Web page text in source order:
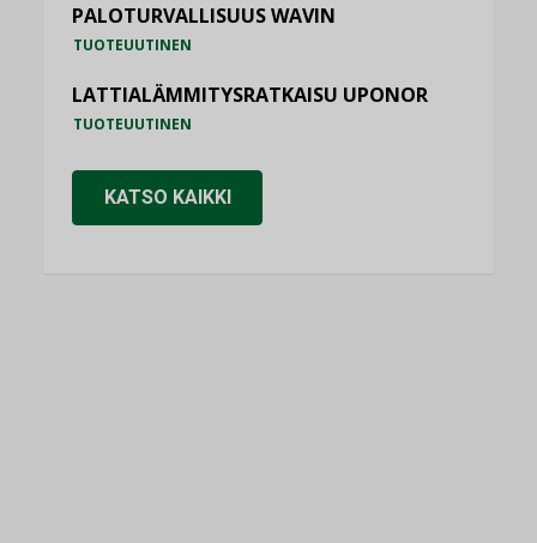
PALOTURVALLISUUS WAVIN
TUOTEUUTINEN
LATTIALÄMMITYSRATKAISU UPONOR
TUOTEUUTINEN
KATSO KAIKKI